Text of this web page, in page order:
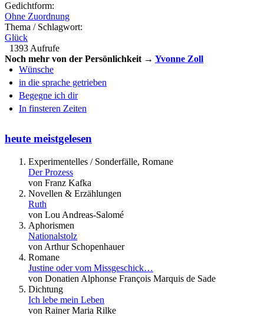
Gedichtform:
Ohne Zuordnung
Thema / Schlagwort:
Glück
1393 Aufrufe
Noch mehr von der Persönlichkeit → Yvonne Zoll
Wünsche
in die sprache getrieben
Begegne ich dir
In finsteren Zeiten
heute meistgelesen
Experimentelles / Sonderfälle, Romane
Der Prozess
von Franz Kafka
Novellen & Erzählungen
Ruth
von Lou Andreas-Salomé
Aphorismen
Nationalstolz
von Arthur Schopenhauer
Romane
Justine oder vom Missgeschick…
von Donatien Alphonse François Marquis de Sade
Dichtung
Ich lebe mein Leben
von Rainer Maria Rilke